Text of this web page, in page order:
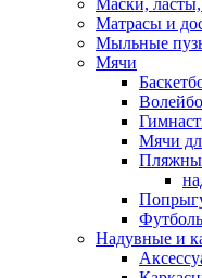
Маски,
Матрасы и
Мыльные
Мячи
Мячи
Надувные и